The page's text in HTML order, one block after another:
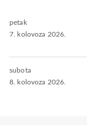
petak
7. kolovoza 2026.
subota
8. kolovoza 2026.